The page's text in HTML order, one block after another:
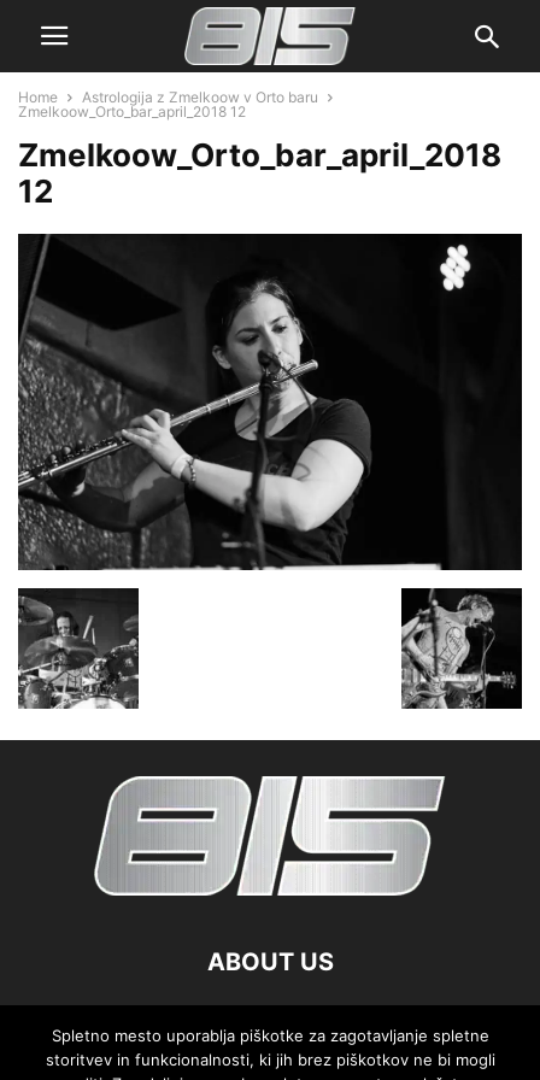
Home
Astrologija z Zmelkoow v Orto baru
Zmelkoow_Orto_bar_april_2018 12
Zmelkoow_Orto_bar_april_2018
12
ABOUT US
FOLLOW US
Spletno mesto uporablja piškotke za zagotavljanje spletne
storitvev in funkcionalnosti, ki jih brez piškotkov ne bi mogli